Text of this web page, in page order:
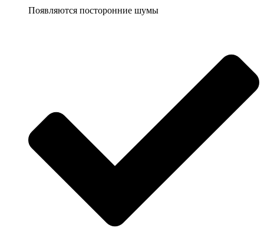
Появляются посторонние шумы